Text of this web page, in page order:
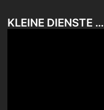
KLEINE DIENSTE …